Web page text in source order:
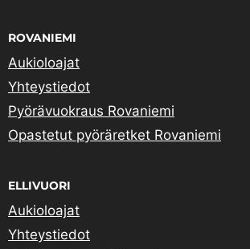
ROVANIEMI
Aukioloajat
Yhteystiedot
Pyörävuokraus Rovaniemi
Opastetut pyöräretket Rovaniemi
ELLIVUORI
Aukioloajat
Yhteystiedot